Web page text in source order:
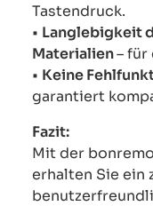
Tastendruck.
• Langlebigkeit
Materialien– für
• Keine
garantiert
Fazit:
Mit der
erhalten Sie ein